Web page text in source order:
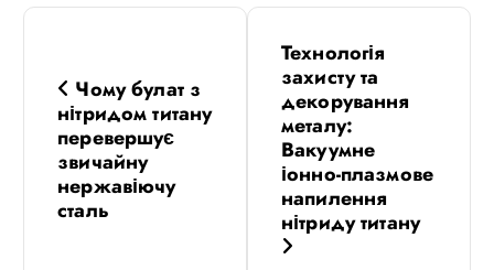
Н
Чому булат з
нітридом титану
перевершує
звичайну
нержавіючу
сталь
Технологія
захисту та
декорування
металу:
Вакуумне
іонно-плазмове
напилення
нітриду титану